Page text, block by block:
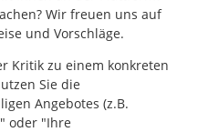
Wir freuen uns auf
und Vorschläge.
Kritik zu einem konkreten
Sie die
Angebotes (z.B.
oder "Ihre